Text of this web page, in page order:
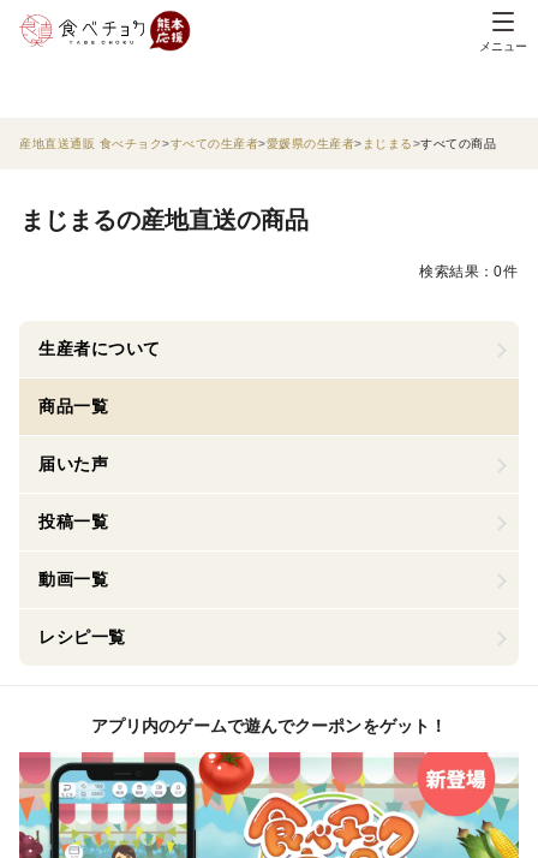
メニュー
産地直送通販 食べチョク すべての生産者 愛媛県の生産者 まじまる すべての商品
まじまるの産地直送の商品
検索結果：0件
生産者について
商品一覧
届いた声
投稿一覧
動画一覧
レシピ一覧
アプリ内のゲームで遊んでクーポンをゲット！